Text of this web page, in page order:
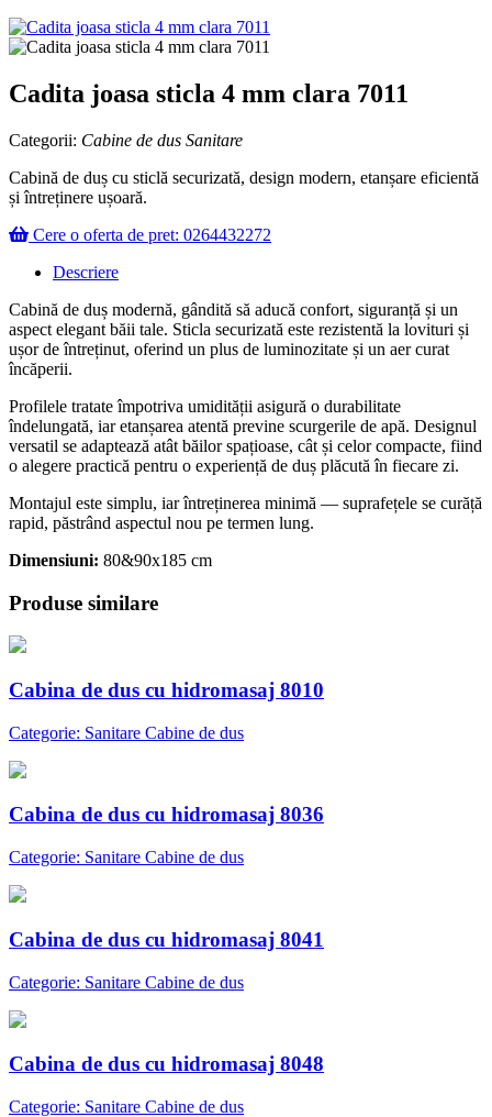
Cadita joasa sticla 4 mm clara 7011
Categorii: Cabine de dus Sanitare
Cabină de duș cu sticlă securizată, design modern, etanșare eficientă
și întreținere ușoară.
Cere o oferta de pret: 0264432272
Descriere
Cabină de duș modernă, gândită să aducă confort, siguranță și un
aspect elegant băii tale. Sticla securizată este rezistentă la lovituri și
ușor de întreținut, oferind un plus de luminozitate și un aer curat
încăperii.
Profilele tratate împotriva umidității asigură o durabilitate
îndelungată, iar etanșarea atentă previne scurgerile de apă. Designul
versatil se adaptează atât băilor spațioase, cât și celor compacte, fiind
o alegere practică pentru o experiență de duș plăcută în fiecare zi.
Montajul este simplu, iar întreținerea minimă — suprafețele se curăță
rapid, păstrând aspectul nou pe termen lung.
Dimensiuni: 80&90x185 cm
Produse similare
Cabina de dus cu hidromasaj 8010
Categorie: Sanitare Cabine de dus
Cabina de dus cu hidromasaj 8036
Categorie: Sanitare Cabine de dus
Cabina de dus cu hidromasaj 8041
Categorie: Sanitare Cabine de dus
Cabina de dus cu hidromasaj 8048
Categorie: Sanitare Cabine de dus